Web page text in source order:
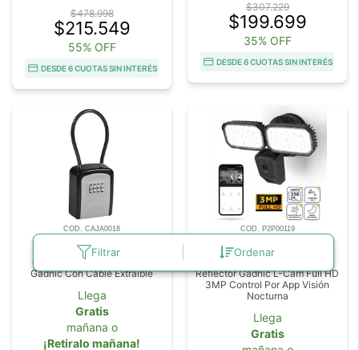
Filtrar Ordenar
$478.998
$215.549
55% OFF
DESDE 6 CUOTAS SIN INTERÉS
$307.229
$199.699
35% OFF
DESDE 6 CUOTAS SIN INTERÉS
COD. CAJA0018
Caja Fuerte Guarda Llaves
Gadnic Con Cable Extraíble
Llega
Gratis
mañana o
¡Retiralo mañana!
COD. P2P00119
4.5
Cámara De Seguridad Con
Reflector Gadnic L-Cam Full HD
3MP Control Por App Visión
Nocturna
Llega
Gratis